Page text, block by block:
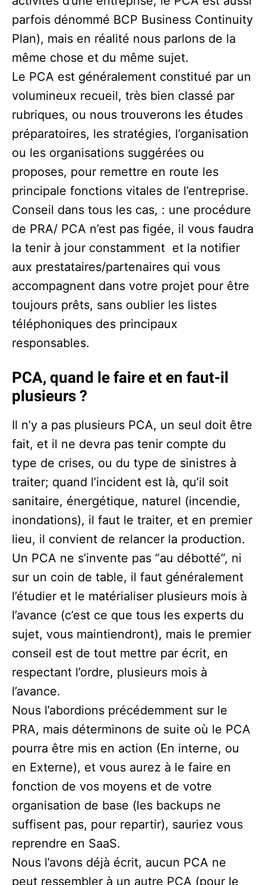
parfois dénommé BCP Business Continuity
Plan), mais en réalité nous parlons de la
même chose et du même sujet.
Le PCA est généralement constitué par un
volumineux recueil, très bien classé par
rubriques, ou nous trouverons les études
préparatoires, les stratégies, l’organisation
ou les organisations suggérées ou
proposes, pour remettre en route les
principale fonctions vitales de l’entreprise.
Conseil dans tous les cas, : une procédure
de PRA/ PCA n’est pas figée, il vous faudra
la tenir à jour constamment et la notifier
aux prestataires/partenaires qui vous
accompagnent dans votre projet pour être
toujours prêts, sans oublier les listes
téléphoniques des principaux
responsables.
PCA, quand le faire et en faut-il
plusieurs ?
Il n’y a pas plusieurs PCA, un seul doit être
fait, et il ne devra pas tenir compte du
type de crises, ou du type de sinistres à
traiter; quand l’incident est là, qu’il soit
sanitaire, énergétique, naturel (incendie,
inondations), il faut le traiter, et en premier
lieu, il convient de relancer la production.
Un PCA ne s’invente pas “au débotté”, ni
sur un coin de table, il faut généralement
l’étudier et le matérialiser plusieurs mois à
l’avance (c’est ce que tous les experts du
sujet, vous maintiendront), mais le premier
conseil est de tout mettre par écrit, en
respectant l’ordre, plusieurs mois à
l’avance.
Nous l’abordions précédemment sur le
PRA, mais déterminons de suite où le PCA
pourra être mis en action (En interne, ou
en Externe), et vous aurez à le faire en
fonction de vos moyens et de votre
organisation de base (les backups ne
suffisent pas, pour repartir), sauriez vous
reprendre en SaaS.
Nous l’avons déjà écrit, aucun PCA ne
peut ressembler à un autre PCA (pour le